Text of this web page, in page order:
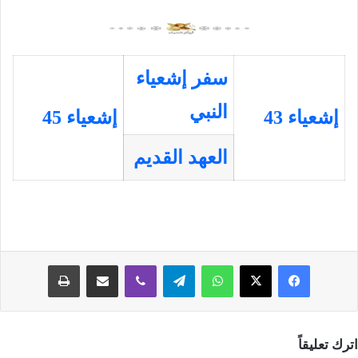
إشعياء 43
سفر إشعياء
النبي
إشعياء 45
العهد القديم
فيسبوك‫X واتسابتيلقرامڤايبر مشاركة عبر البريد طباعة
اترك تعليقاً